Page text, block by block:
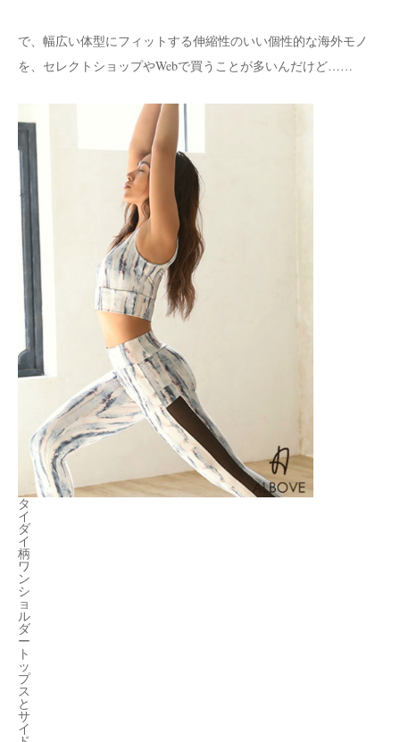
で、幅広い体型にフィットする伸縮性のいい個性的な海外モノ
を、セレクトショップやWebで買うことが多いんだけど……
タ
イ
ダ
イ
柄
ワ
ン
シ
ョ
ル
ダ
ー
ト
ッ
プ
ス
と
サ
イ